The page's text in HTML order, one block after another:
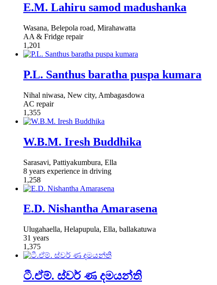
E.M. Lahiru samod madushanka
Wasana, Belepola road, Mirahawatta
AA & Fridge repair
1,201
P.L. Santhus baratha puspa kumara
Nihal niwasa, New city, Ambagasdowa
AC repair
1,355
W.B.M. Iresh Buddhika
Sarasavi, Pattiyakumbura, Ella
8 years experience in driving
1,258
E.D. Nishantha Amarasena
Ulugahaella, Helapupula, Ella, ballakatuwa
31 years
1,375
ටී.ඒම්. ස්වර් ණ දමයන්ති